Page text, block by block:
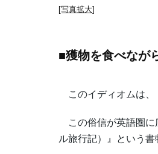
[写真拡大]
■獲物を食べなが
このイディオムは、
この俗信が英語圏に
ル旅行記）』という書